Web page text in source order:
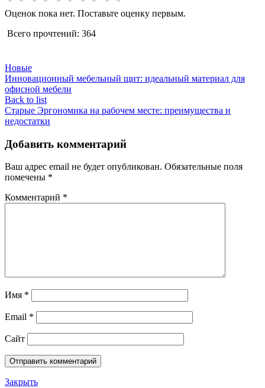
Оценок пока нет. Поставьте оценку первым.
Всего прочтений: 364
Новые
Инновационный мебельный щит: идеальный материал для
офисной мебели
Back to list
Старые Эргономика на рабочем месте: преимущества и
недостатки
Добавить комментарий
Ваш адрес email не будет опубликован. Обязательные поля
помечены *
Комментарий *
Имя *
Email *
Сайт
Закрыть